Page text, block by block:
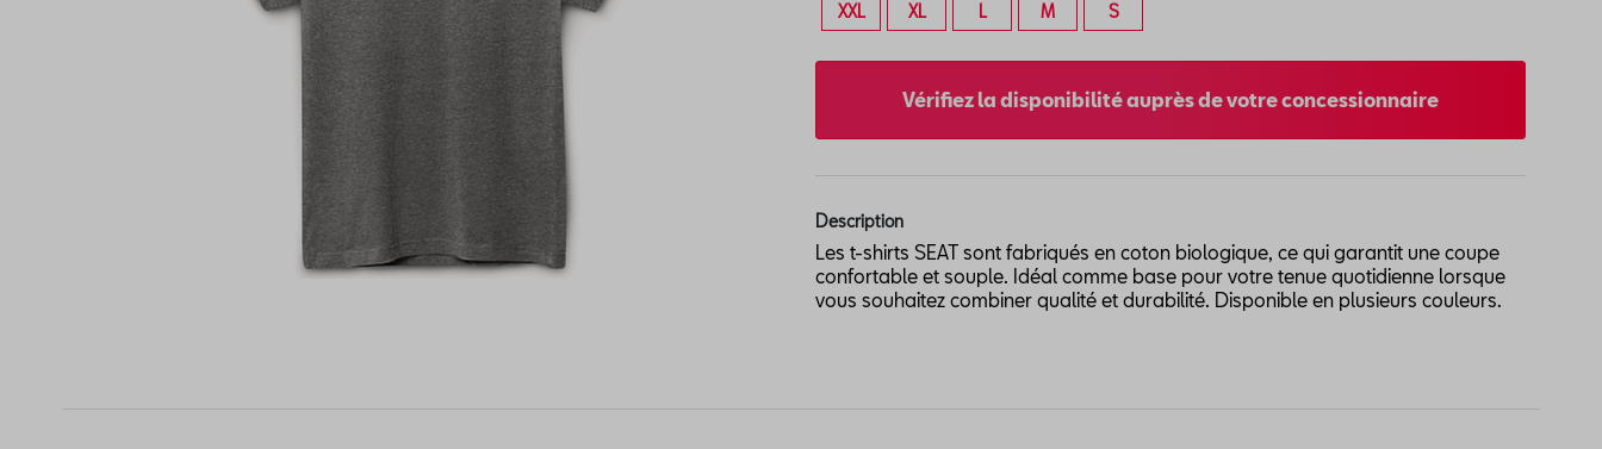
XXL XL L M S
Vérifiez la disponibilité auprès de votre concessionnaire
Description
Les t-shirts SEAT sont fabriqués en coton biologique, ce qui garantit une coupe
confortable et souple. Idéal comme base pour votre tenue quotidienne lorsque
vous souhaitez combiner qualité et durabilité. Disponible en plusieurs couleurs.